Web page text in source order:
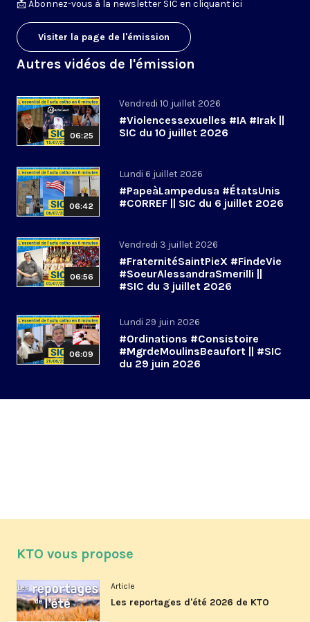
📩Abonnez-vous à la newsletter SIC en cliquant ici
Visiter la page de l'émission
Autres vidéos de l'émission
06:25
Vendredi 10 juillet 2026
#Violencessexuelles #IA #Irak ||
SIC du 10 juillet 2026
06:42
Lundi 6 juillet 2026
#PapeàLampedusa #ÉtatsUnis
#CORREF || SIC du 6 juillet 2026
06:56
Vendredi 3 juillet 2026
#FraternitéSaintPieX #FindeVie
#SoeurAlessandraSmerilli ||
#SIC du 3 juillet 2026
06:09
Lundi 29 juin 2026
#Ordinations #Consistoire
#MgrdeMoulinsBeaufort || #SIC
du 29 juin 2026
KTO vous propose
Article
Les reportages d'été 2026 de KTO